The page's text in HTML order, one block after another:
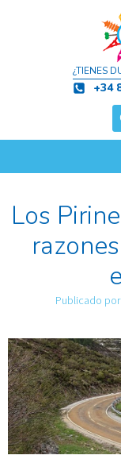
¿TIENES
+34
Los
Publicado por